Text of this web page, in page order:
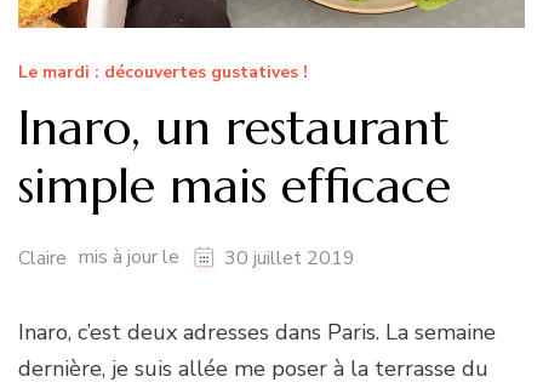
Le mardi : découvertes gustatives !
Inaro, un restaurant
simple mais efficace
Claire mis à jour le 30 juillet 2019
Inaro, c’est deux adresses dans Paris. La semaine
dernière, je suis allée me poser à la terrasse du